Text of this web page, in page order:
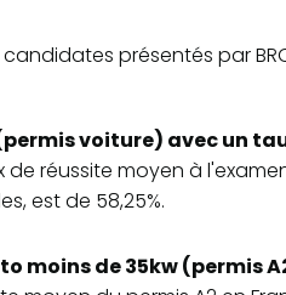
présentés par
voiture) avec un
réussite moyen à
est de 58,25%.
moins de 35kw (permis